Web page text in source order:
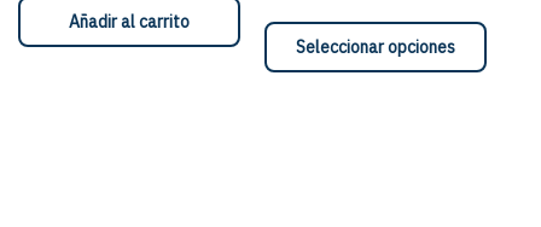
Añadir al carrito
Seleccionar opcionesEste